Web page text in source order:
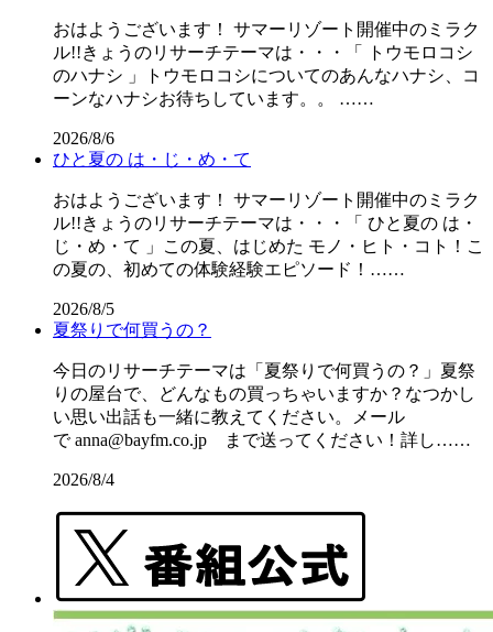
おはようございます！ サマーリゾート開催中のミラク
ル!!きょうのリサーチテーマは・・・「 トウモロコシ
のハナシ 」トウモロコシについてのあんなハナシ、コ
ーンなハナシお待ちしています。。 ……
2026/8/6
ひと夏の は・じ・め・て
おはようございます！ サマーリゾート開催中のミラク
ル!!きょうのリサーチテーマは・・・「 ひと夏の は・
じ・め・て 」この夏、はじめた モノ・ヒト・コト！こ
の夏の、初めての体験経験エピソード！……
2026/8/5
夏祭りで何買うの？
今日のリサーチテーマは「夏祭りで何買うの？」夏祭
りの屋台で、どんなもの買っちゃいますか？なつかし
い思い出話も一緒に教えてください。メール
で anna@bayfm.co.jp まで送ってください！詳し……
2026/8/4